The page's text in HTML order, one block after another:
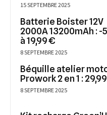
15 SEPTEMBRE 2025
Batterie Boister 12V
2000A 13200mAh : -
à 19,99 €
8 SEPTEMBRE 2025
Béquille atelier
Prowork 2 en 1 :
8 SEPTEMBRE 2025